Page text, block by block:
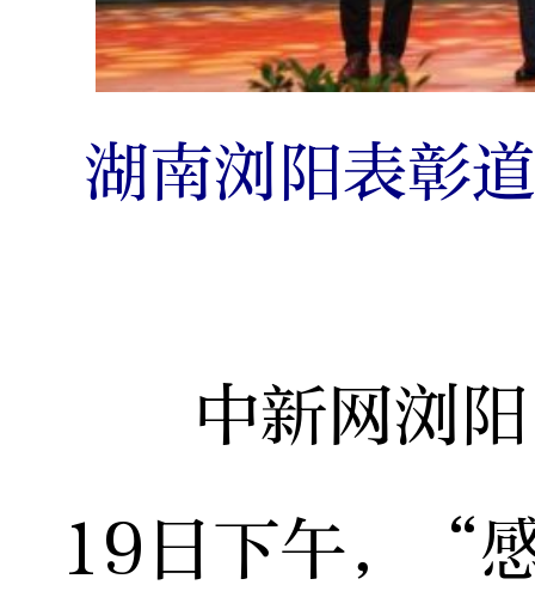
湖南浏阳表彰
中新网浏阳
19日下午，“